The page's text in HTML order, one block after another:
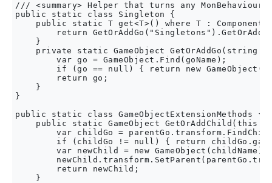
/// <summary> Helper that turns any MonBehaviour
public static class Singleton {
public static T get<T>() where T : Component
return
    }
private static GameObject GetOrAddGo(string
        var go = GameObject.Find(goName);
if (go == null) { return new
        return go;
    }
}
public static class GameObjectExtensionMethods {
public static GameObject GetOrAddChild(this
var childGo =
if (childGo != null) { return
var newChild = new
        return newChild;
    }